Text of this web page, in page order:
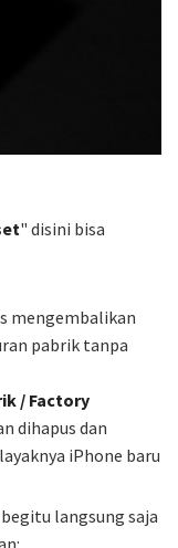
" disini bisa
mengembalikan
pabrik tanpa
/ Factory
dihapus dan
iPhone baru
langsung saja